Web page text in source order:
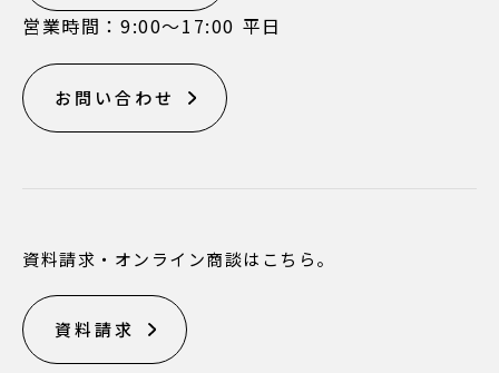
営業時間：9:00〜17:00 平日
お問い合わせ
資料請求・オンライン商談はこちら。
資料請求